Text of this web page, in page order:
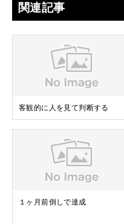
関連記事
客観的に人を見て判断する
１ヶ月前倒しで達成